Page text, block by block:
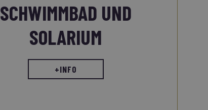
SCHWIMMBAD UND
SOLARIUM
+INFO